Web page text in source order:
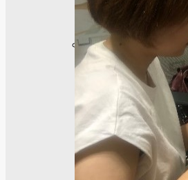
區
學
成
果